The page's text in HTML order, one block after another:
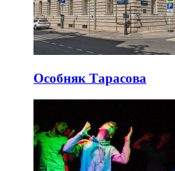
Особняк Тарасова